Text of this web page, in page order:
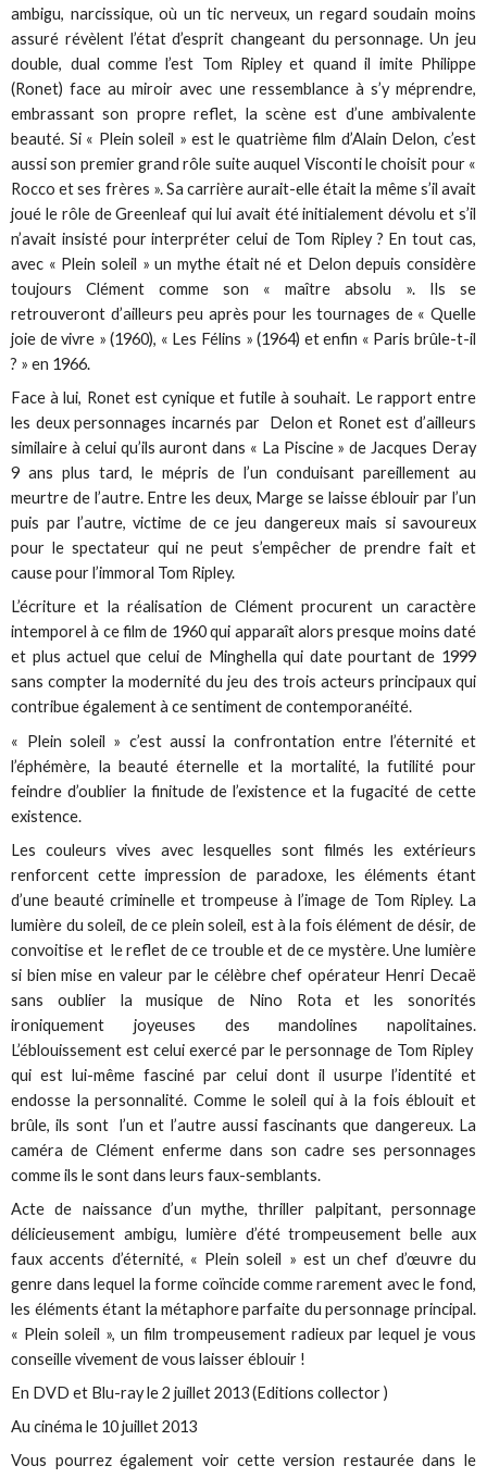
ambigu, narcissique, où un tic nerveux, un regard soudain moins
assuré révèlent l’état d’esprit changeant du personnage. Un jeu
double, dual comme l’est Tom Ripley et quand il imite Philippe
(Ronet) face au miroir avec une ressemblance à s’y méprendre,
embrassant son propre reflet, la scène est d’une ambivalente
beauté. Si « Plein soleil » est le quatrième film d’Alain Delon, c’est
aussi son premier grand rôle suite auquel Visconti le choisit pour «
Rocco et ses frères ». Sa carrière aurait-elle était la même s’il avait
joué le rôle de Greenleaf qui lui avait été initialement dévolu et s’il
n’avait insisté pour interpréter celui de Tom Ripley ? En tout cas,
avec « Plein soleil » un mythe était né et Delon depuis considère
toujours Clément comme son « maître absolu ». Ils se
retrouveront d’ailleurs peu après pour les tournages de « Quelle
joie de vivre » (1960), « Les Félins » (1964) et enfin « Paris brûle-t-il
? » en 1966.
Face à lui, Ronet est cynique et futile à souhait. Le rapport entre
les deux personnages incarnés par Delon et Ronet est d’ailleurs
similaire à celui qu’ils auront dans « La Piscine » de Jacques Deray
9 ans plus tard, le mépris de l’un conduisant pareillement au
meurtre de l’autre. Entre les deux, Marge se laisse éblouir par l’un
puis par l’autre, victime de ce jeu dangereux mais si savoureux
pour le spectateur qui ne peut s’empêcher de prendre fait et
cause pour l’immoral Tom Ripley.
L’écriture et la réalisation de Clément procurent un caractère
intemporel à ce film de 1960 qui apparaît alors presque moins daté
et plus actuel que celui de Minghella qui date pourtant de 1999
sans compter la modernité du jeu des trois acteurs principaux qui
contribue également à ce sentiment de contemporanéité.
« Plein soleil » c’est aussi la confrontation entre l’éternité et
l’éphémère, la beauté éternelle et la mortalité, la futilité pour
feindre d’oublier la finitude de l’existence et la fugacité de cette
existence.
Les couleurs vives avec lesquelles sont filmés les extérieurs
renforcent cette impression de paradoxe, les éléments étant
d’une beauté criminelle et trompeuse à l’image de Tom Ripley. La
lumière du soleil, de ce plein soleil, est à la fois élément de désir, de
convoitise et le reflet de ce trouble et de ce mystère. Une lumière
si bien mise en valeur par le célèbre chef opérateur Henri Decaë
sans oublier la musique de Nino Rota et les sonorités
ironiquement joyeuses des mandolines napolitaines.
L’éblouissement est celui exercé par le personnage de Tom Ripley
qui est lui-même fasciné par celui dont il usurpe l’identité et
endosse la personnalité. Comme le soleil qui à la fois éblouit et
brûle, ils sont l’un et l’autre aussi fascinants que dangereux. La
caméra de Clément enferme dans son cadre ses personnages
comme ils le sont dans leurs faux-semblants.
Acte de naissance d’un mythe, thriller palpitant, personnage
délicieusement ambigu, lumière d’été trompeusement belle aux
faux accents d’éternité, « Plein soleil » est un chef d’œuvre du
genre dans lequel la forme coïncide comme rarement avec le fond,
les éléments étant la métaphore parfaite du personnage principal.
« Plein soleil », un film trompeusement radieux par lequel je vous
conseille vivement de vous laisser éblouir !
En DVD et Blu-ray le 2 juillet 2013 (Editions collector )
Au cinéma le 10 juillet 2013
Vous pourrez également voir cette version restaurée dans le